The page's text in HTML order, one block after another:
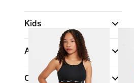
Kids
Acquista per prezzo
Colore